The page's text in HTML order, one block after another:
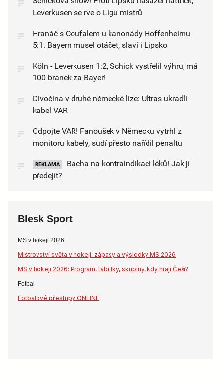
Leverkusen se rve o Ligu mistrů
Hranáč s Coufalem u kanonády Hoffenheimu
5:1. Bayern musel otáčet, slaví i Lipsko
Köln - Leverkusen 1:2, Schick vystřelil výhru, má
100 branek za Bayer!
Divočina v druhé německé lize: Ultras ukradli
kabel VAR
Odpojte VAR! Fanoušek v Německu vytrhl z
monitoru kabely, sudí přesto nařídil penaltu
REKLAMA
Bacha na kontraindikaci léků! Jak jí
předejít?
Blesk Sport
MS v hokeji 2026
Mistrovství světa v hokeji: zápasy a výsledky MS 2026
MS v hokeji 2026: Program, tabulky, skupiny, kdy hrají Češi?
Fotbal
Fotbalové přestupy ONLINE